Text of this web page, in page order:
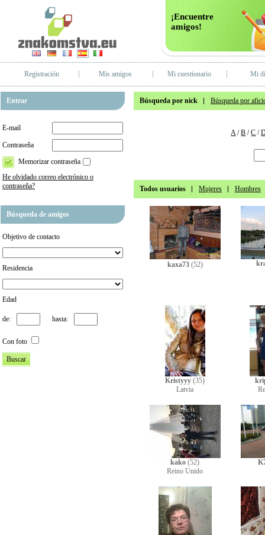
¡Encuentre
amigos!
Registración Mis amigos Mi cuestionario Mi
Entrar
E-mail
Contraseña
Memorizar contraseña
He olvidado correo electrónico o
contraseña?
Búsqueda de amigos
Objetivo de contacto
Residencia
Edad
de: hasta:
Con foto
Búsqueda por nick Búsqueda por
A/B /C /
Todos usuarios Mujeres Hombres
kaxa73 (52)
Kristyyy (35)
Latvia
kako (52)
Reino Unido